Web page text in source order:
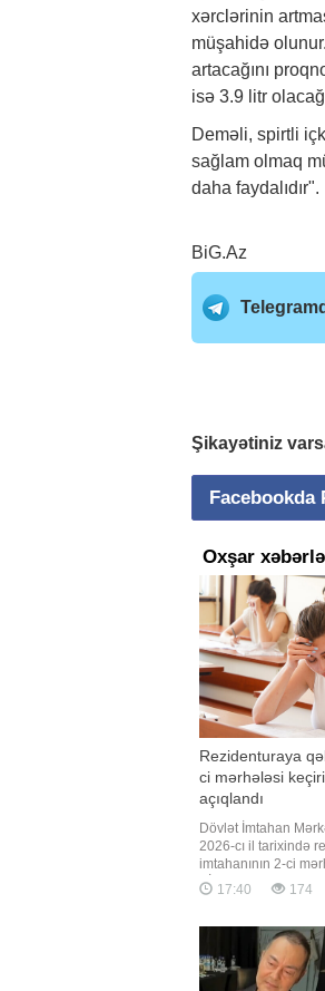
xərclərinin
müşahidə
artacağını
isə 3.9 litr
Deməli, spirtli
sağlam olmaq
daha faydalıdır".
BiG.Az
Şikayətiniz
Facebookda
Oxşar
Rezidenturaya
ci mərhələsi
açıqlandı
Dövlət İmtahan
2026-cı il tarixində
imtahanının 2-ci
BİG.AZ xəbər verir
məlumat yayıb.
rayonu,
yanı) və Naxçıvan
17:40 174